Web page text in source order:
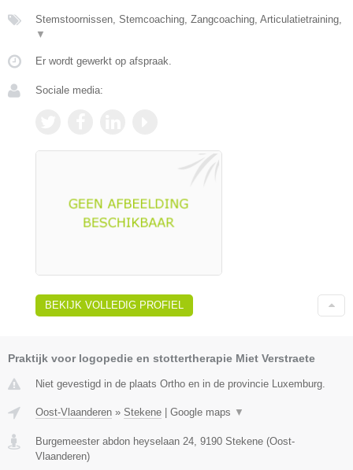
Stemstoornissen, Stemcoaching, Zangcoaching, Articulatietraining,
▼
Er wordt gewerkt op afspraak.
Sociale media:
BEKIJK VOLLEDIG PROFIEL
Praktijk voor logopedie en stottertherapie Miet Verstraete
Niet gevestigd in de plaats Ortho en in de provincie Luxemburg.
Oost-Vlaanderen » Stekene | Google maps ▼
Burgemeester abdon heyselaan 24 9190 Stekene (Oost-
Vlaanderen)